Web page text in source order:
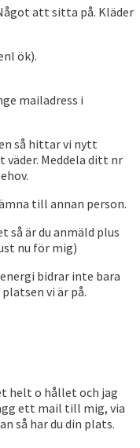
att sitta på. Kläder
ök).
mailadress i
så hittar vi nytt
väder. Meddela ditt nr
till annan person.
är du anmäld plus
nu för mig)
bidrar inte bara
vi är på.
helt o hållet och jag
ett mail till mig, via
så har du din plats.